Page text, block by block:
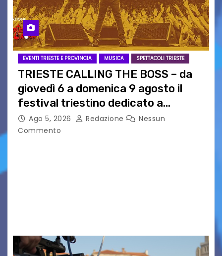
EVENTI TRIESTE E PROVINCIA MUSICA SPETTACOLI TRIESTE
TRIESTE CALLING THE BOSS – da
giovedì 6 a domenica 9 agosto il
festival triestino dedicato a
Springsteen
Ago 5, 2026 Redazione
Nessun
Commento